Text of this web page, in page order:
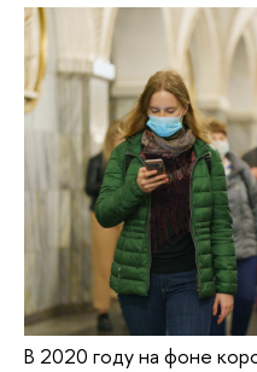
В 2020 году на фоне